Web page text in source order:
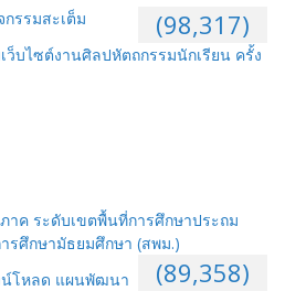
กรรมสะเต็ม (98,317)
ว็บไซต์งานศิลปหัตถกรรมนักเรียน ครั้ง
าค ระดับเขตพื้นที่การศึกษาประถม
รศึกษามัธยมศึกษา (สพม.)
(89,358)
น์โหลด แผนพัฒนา